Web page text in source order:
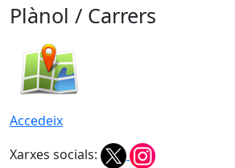
Plànol / Carrers
Accedeix
Xarxes socials: